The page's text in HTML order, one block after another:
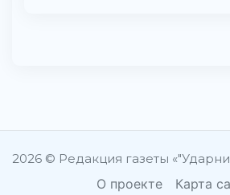
2026 © Редакция газеты
О проекте Карта